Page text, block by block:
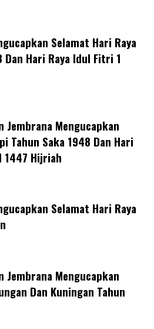
Selamat Hari Raya
Dan Hari Raya Idul Fitri 1
Jembrana Mengucapkan
Tahun Saka 1948 Dan Hari
1447 Hijriah
Selamat Hari Raya
Jembrana Mengucapkan
Dan Kuningan Tahun